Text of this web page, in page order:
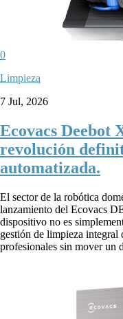
0
Limpieza
7 Jul, 2026
Ecovacs Deebot
revolución
automatizada.
El sector de la robótica
lanzamiento del Ecovacs
dispositivo no es
gestión de limpieza integral
profesionales sin mover un